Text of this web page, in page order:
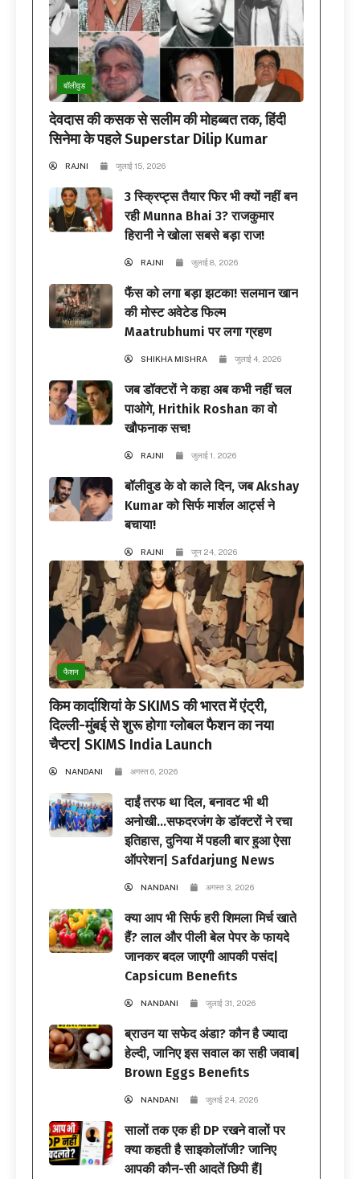
बॉलीवुड
देवदास की कसक से सलीम की मोहब्बत तक, हिंदी
सिनेमा के पहले Superstar Dilip Kumar
RAJNI जुलाई 15, 2026
3 स्क्रिप्ट्स तैयार फिर भी क्यों नहीं बन
रही Munna Bhai 3? राजकुमार
हिरानी ने खोला सबसे बड़ा राज!
RAJNI जुलाई 8, 2026
फैंस को लगा बड़ा झटका! सलमान खान
की मोस्ट अवेटेड फिल्म
Maatrubhumi पर लगा ग्रहण
SHIKHA MISHRA जुलाई 4, 2026
जब डॉक्टरों ने कहा अब कभी नहीं चल
पाओगे, Hrithik Roshan का वो
खौफनाक सच!
RAJNI जुलाई 1, 2026
बॉलीवुड के वो काले दिन, जब Akshay
Kumar को सिर्फ मार्शल आर्ट्स ने
बचाया!
RAJNI जून 24, 2026
फैशन
किम कार्दाशियां के SKIMS की भारत में एंट्री,
दिल्ली-मुंबई से शुरू होगा ग्लोबल फैशन का नया
चैप्टर| SKIMS India Launch
NANDANI अगस्त 6, 2026
दाईं तरफ था दिल, बनावट भी थी
अनोखी…सफदरजंग के डॉक्टरों ने रचा
इतिहास, दुनिया में पहली बार हुआ ऐसा
ऑपरेशन| Safdarjung News
NANDANI अगस्त 3, 2026
क्या आप भी सिर्फ हरी शिमला मिर्च खाते
हैं? लाल और पीली बेल पेपर के फायदे
जानकर बदल जाएगी आपकी पसंद|
Capsicum Benefits
NANDANI जुलाई 31, 2026
ब्राउन या सफेद अंडा? कौन है ज्यादा
हेल्दी, जानिए इस सवाल का सही जवाब|
Brown Eggs Benefits
NANDANI जुलाई 24, 2026
सालों तक एक ही DP रखने वालों पर
क्या कहती है साइकोलॉजी? जानिए
आपकी कौन-सी आदतें छिपी हैं|